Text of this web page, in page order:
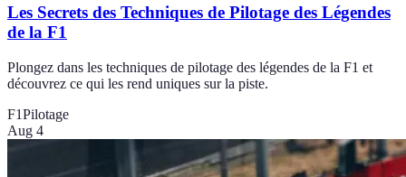
Les Secrets des Techniques de Pilotage des Légendes
de la F1
Plongez dans les techniques de pilotage des légendes de la F1 et
découvrez ce qui les rend uniques sur la piste.
F1Pilotage
Aug 4